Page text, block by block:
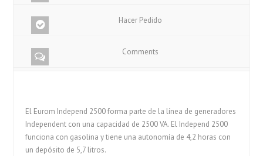
Hacer Pedido
Comments
El Eurom Independ 2500 forma parte de la línea de generadores
Independent con una capacidad de 2500 VA. El Independ 2500
funciona con gasolina y tiene una autonomía de 4,2 horas con
un depósito de 5,7 litros.